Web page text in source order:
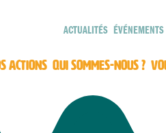
ACTUALITÉS ÉVÉNEMENTS
ACTIONS QUI SOMMES-NOUS ?